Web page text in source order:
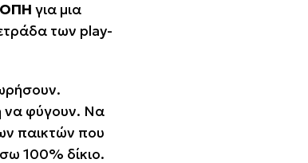
για μια
των play-
να φύγουν. Να
παικτών που
100% δίκιο.